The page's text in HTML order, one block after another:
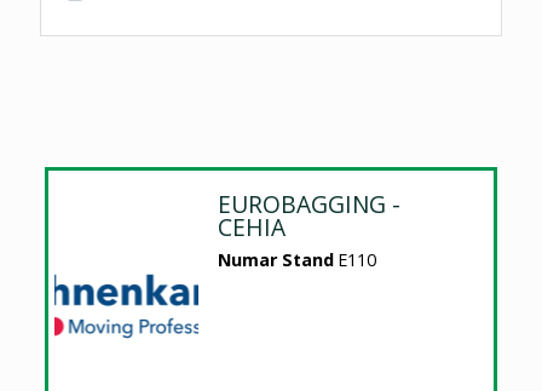
EUROBAGGING -
CEHIA
Numar Stand E110